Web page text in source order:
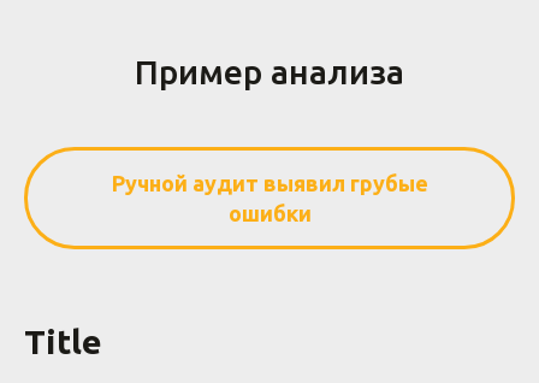
Пример анализа
Ручной аудит выявил грубые
ошибки
Title